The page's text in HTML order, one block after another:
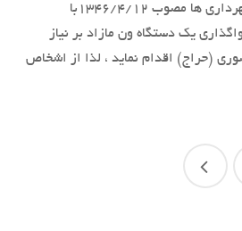
ماده 13 آئین نامه مالی شهرداری ها مصوب 1346/4/12با
یک دستگاه ون مازاد بر نیاز
(حراج) اقدام نماید ، لذا از اشخاص